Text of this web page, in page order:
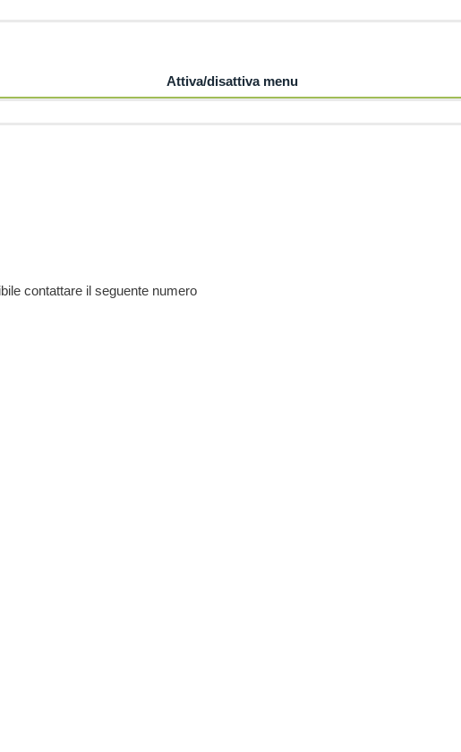
Attiva/disattiva menu
sulla privacy.
contattare il seguente numero